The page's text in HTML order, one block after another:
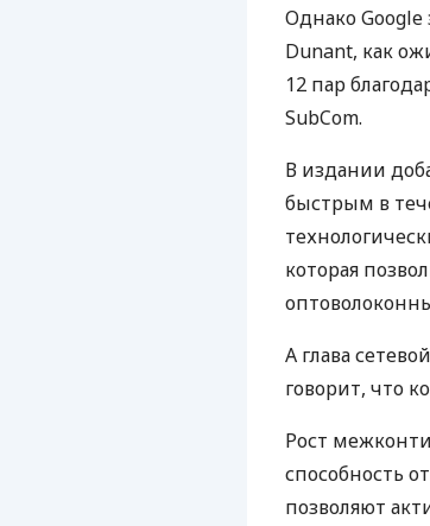
Однако Google
Dunant, как
12 пар
SubCom.
В издании
быстрым в
которая
А глава
говорит, что
Рост
способность
позволяют